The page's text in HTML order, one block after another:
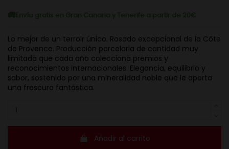
Lo mejor de un terroir único. Rosado excepcional de la Côte
de Provence. Producción parcelaria de cantidad muy
limitada que cada año colecciona premios y
reconocimientos internacionales. Elegancia, equilibrio y
sabor, sostenido por una mineralidad noble que le aporta
una frescura fantástica.
Añadir al carrito